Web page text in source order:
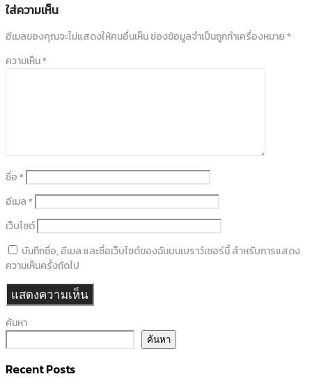
ใส่ความเห็น
อีเมลของคุณจะไม่แสดงให้คนอื่นเห็นช่องข้อมูลจำเป็นถูกทำเครื่องหมาย*
ความเห็น*
ชื่อ*
อีเมล*
เว็บไซต์
บันทึกชื่อ, อีเมล และชื่อเว็บไซต์ของฉันบนเบราว์เซอร์นี้ สำหรับการแสดง
ความเห็นครั้งถัดไป
ค้นหา
ค้นหา
Recent Posts